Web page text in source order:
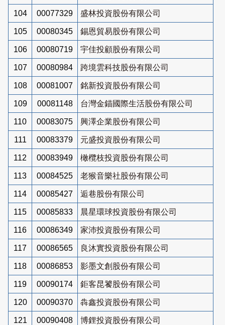
104 00077329 盛林投資股份有限公司
105 00080345 錫恩貿易股份有限公司
106 00080719 宇佳投顧股份有限公司
107 00080984 跨境雲科技股份有限公司
108 00081007 銘新投資股份有限公司
109 00081148 台灣金錨國際生活股份有限公司
110 00083075 興澤企業股份有限公司
111 00083379 元盛投資股份有限公司
112 00083949 橄欖枝投資股份有限公司
113 00084525 老猴音樂社股份有限公司
114 00085427 逅巷股份有限公司
115 00085833 晨星環球投資股份有限公司
116 00086349 家沛投資股份有限公司
117 00086565 良沐實投資股份有限公司
118 00086853 影墨文創股份有限公司
119 00090174 鉅客昆饕股份有限公司
120 00090370 犇鑫投資股份有限公司
121 00090408 博鋰投資股份有限公司